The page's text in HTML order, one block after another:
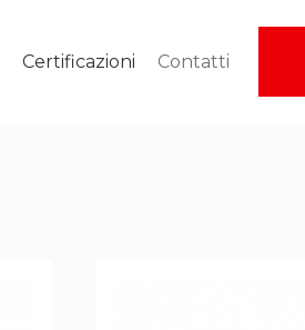
Certificazioni Contatti